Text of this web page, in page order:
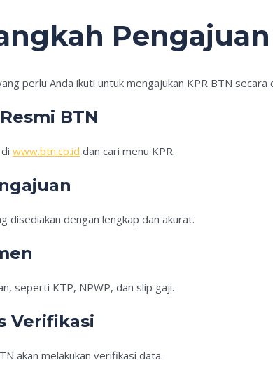
perlu Anda ikuti untuk mengajukan KPR BTN secara
BTN
www.btn.co.id dan cari menu KPR.
disediakan dengan lengkap dan akurat.
seperti KTP, NPWP, dan slip gaji.
Verifikasi
akan melakukan verifikasi data.